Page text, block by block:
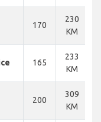
170
230
KM
165
233
KM
200
309
KM